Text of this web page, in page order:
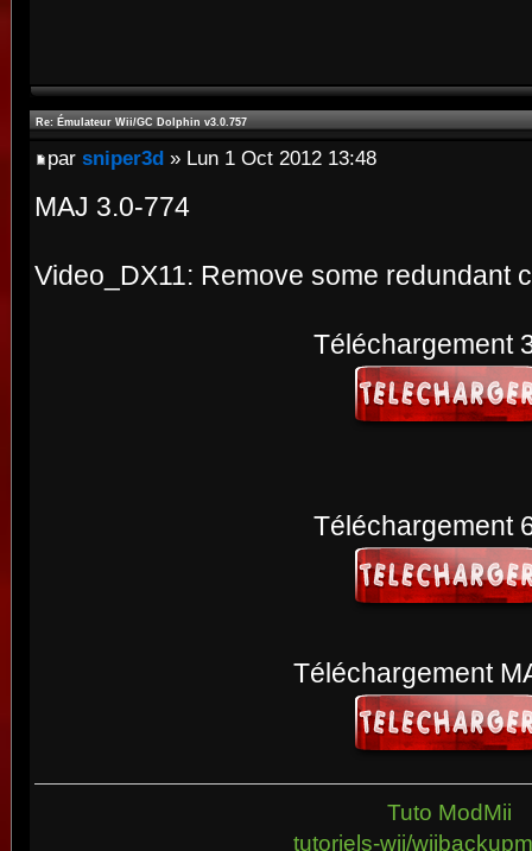
Re: Émulateur Wii/GC Dolphin v3.0.757
par sniper3d » Lun 1 Oct 2012 13:48
MAJ 3.0-774
Video_DX11: Remove some redundant
Téléchargement
Téléchargement
Téléchargement
Tuto ModMii
tutoriels-wii/